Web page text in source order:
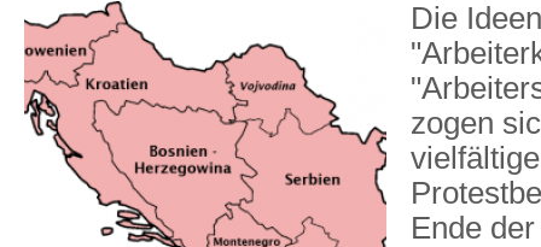
Die
zogen
Ende